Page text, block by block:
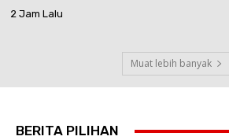
2 Jam Lalu
Muat lebih banyak
BERITA PILIHAN